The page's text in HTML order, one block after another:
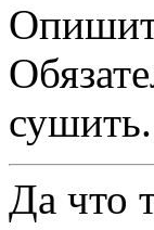
сушить.
Да что